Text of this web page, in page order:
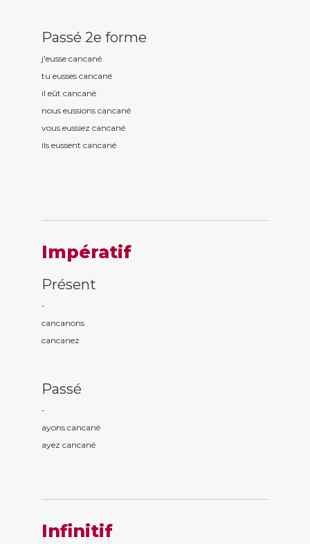
Passé 2e forme
j'eusse cancané
tu eusses cancané
il eût cancané
nous eussions cancané
vous eussiez cancané
ils eussent cancané
Impératif
Présent
-
cancanons
cancanez
Passé
-
ayons cancané
ayez cancané
Infinitif